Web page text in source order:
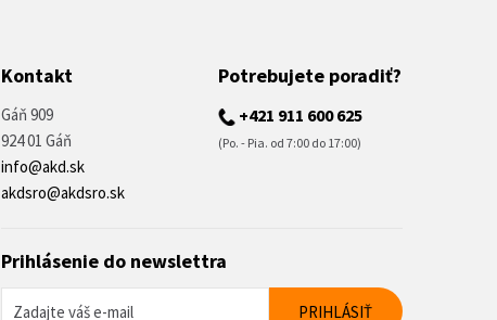
Kontakt
Gáň 909
924 01 Gáň
info@akd.sk
akdsro@akdsro.sk
Potrebujete poradiť?
+421 911 600 625
(Po. - Pia. od 7:00 do 17:00)
Prihlásenie do newslettra